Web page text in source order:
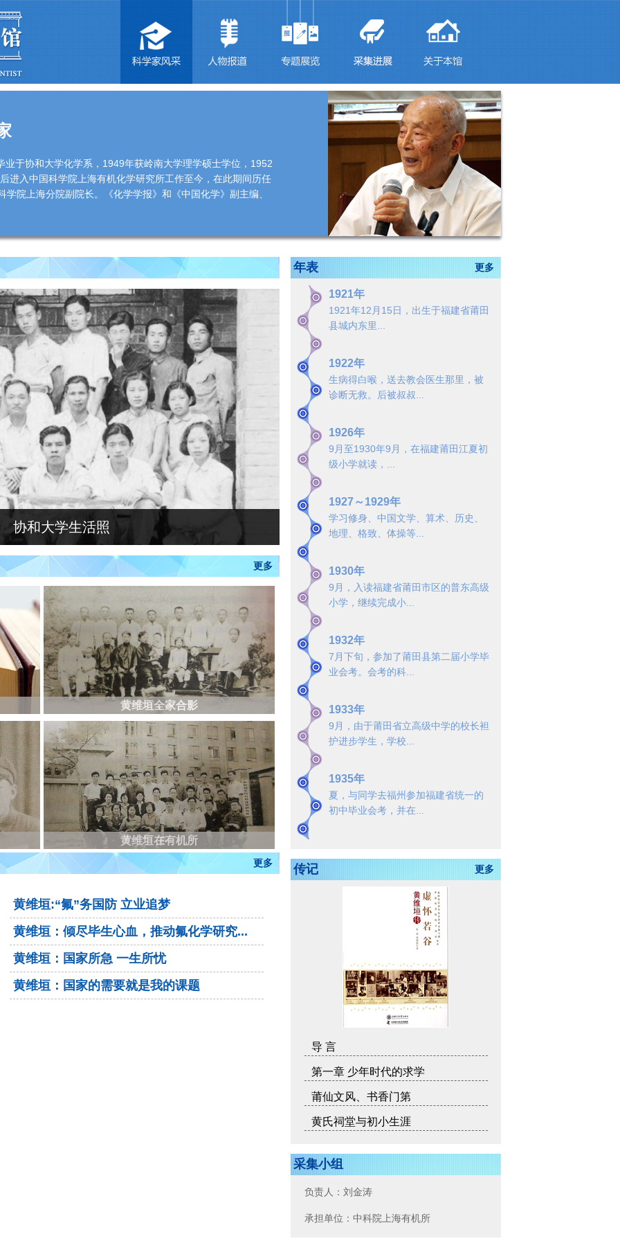
于协和大学化学系，1949年获岭南大学理学硕士学位，1952
进入中国科学院上海有机化学研究所工作至今，在此期间历任
院上海分院副院长。《化学学报》和《中国化学》副主编、
协和大学生活照
更多
黄维垣全家合影
黄维垣在有机所
更多
黄维垣:“氟”务国防 立业追梦
黄维垣：倾尽毕生心血，推动氟化学研究...
黄维垣：国家所急 一生所忧
黄维垣：国家的需要就是我的课题
年表 更多
1921年
1921年12月15日，出生于福建省莆田
县城内东里...
1922年
生病得白喉，送去教会医生那里，被
诊断无救。后被叔叔...
1926年
9月至1930年9月，在福建莆田江夏初
级小学就读，...
1927～1929年
学习修身、中国文学、算术、历史、
地理、格致、体操等...
1930年
9月，入读福建省莆田市区的普东高级
小学，继续完成小...
1932年
7月下旬，参加了莆田县第二届小学毕
业会考。会考的科...
1933年
9月，由于莆田省立高级中学的校长袒
护进步学生，学校...
1935年
夏，与同学去福州参加福建省统一的
初中毕业会考，并在...
传记 更多
导 言
第一章 少年时代的求学
莆仙文风、书香门第
黄氏祠堂与初小生涯
采集小组
负责人： 刘金涛
承担单位： 中科院上海有机所